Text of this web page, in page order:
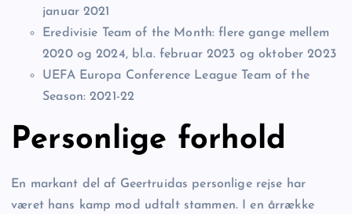
januar 2021
Eredivisie Team of the Month: flere gange mellem
2020 og 2024, bl.a. februar 2023 og oktober 2023
UEFA Europa Conference League Team of the
Season: 2021-22
Personlige forhold
En markant del af Geertruidas personlige rejse har
været hans kamp mod udtalt stammen. I en årrække